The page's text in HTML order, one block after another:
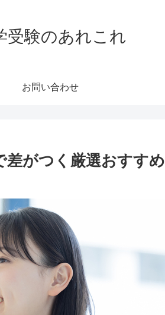
受験のあれこれ
お問い合わせ
差がつく厳選おすすめ